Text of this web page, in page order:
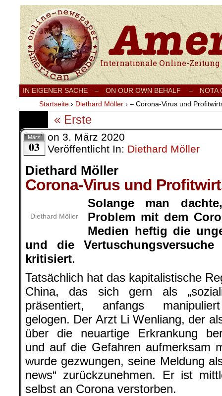
Internationale Onlinezeitung für Frieden,
IN EIGENER SACHE – ON OUR OWN BEHALF –
NOTA
Startseite › Diethard Möller › – Corona-Virus und
« Erste
März
03
on 3. März 2020
Veröffentlicht In: Diethard Möller
Diethard Möller
Corona-Virus und
Diethard Möller
Solange man
Problem mit dem
Medien heftig die
und die
kritisiert.
Tatsächlich hat das kapitalistische
China, das sich gern als
präsentiert, anfangs
gelogen. Der Arzt Li Wenliang, der
über die neuartige Erkrankung
und auf die Gefahren aufmerksam
wurde gezwungen, seine Meldung
news“ zurückzunehmen. Er ist
selbst an Corona verstorben.